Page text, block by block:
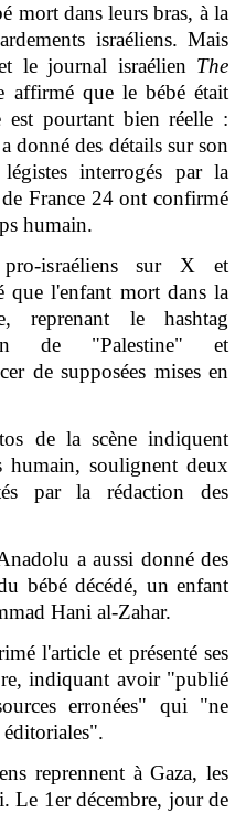
mort dans leurs bras, à la
israéliens. Mais
le journal israélien The
affirmé que le bébé était
est pourtant bien réelle :
donné des détails sur son
interrogés par la
France 24 ont confirmé
humain.
israéliens sur X et
que l'enfant mort dans la
reprenant le hashtag
de "Palestine" et
de supposées mises en
de la scène indiquent
soulignent deux
par la rédaction des
a aussi donné des
bébé décédé, un enfant
Hani al-Zahar.
l'article et présenté ses
indiquant avoir "publié
erronées" qui "ne
reprennent à Gaza, les
Le 1er décembre, jour de